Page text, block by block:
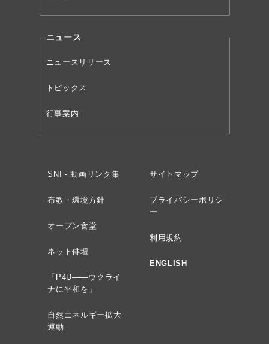
ニュース
ニュースリリース
トピックス
行事案内
SNI - 動画リンク集
布教・環境方針
オープン食堂
ネット俳壇
「P4U——ウクライ
ナに平和を」
自然エネルギー拡大
運動
サイトマップ
プライバシーポリシ
ー
利用規約
ENGLISH